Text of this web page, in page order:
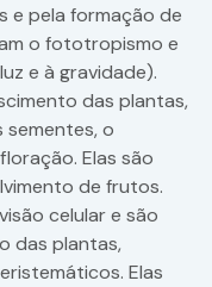
e pela formação de
o fototropismo e
e à gravidade).
das plantas,
sementes, o
Elas são
de frutos.
celular e são
das plantas,
Elas